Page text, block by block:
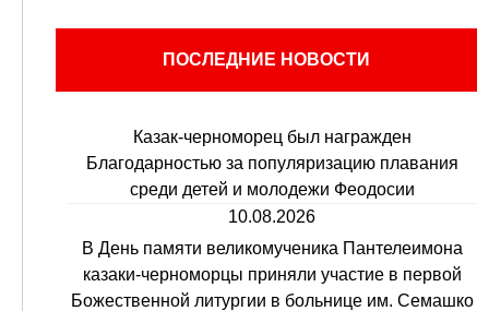
ПОСЛЕДНИЕ НОВОСТИ
Казак-черноморец был награжден
Благодарностью за популяризацию плавания
среди детей и молодежи Феодосии
10.08.2026
В День памяти великомученика Пантелеимона
казаки-черноморцы приняли участие в первой
Божественной литургии в больнице им. Семашко